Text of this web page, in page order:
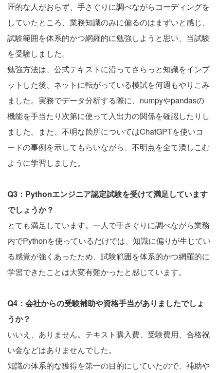
匠的な人がおらず、手さぐりに調べながらコーディングを
していたところ、業務知識のみに偏るのはまずいと感じ、
試験範囲を体系的かつ網羅的に勉強しようと思い、当試験
を受験しました。
勉強方法は、公式テキストに沿ってさらっと知識をインプ
ットした後、ネットに転がっている模試を何週もやりこみ
ました。実務でデータ分析する際に、numpyやpandasの
機能を手当たり次第に使って入出力の関係を確認したりし
ました。また、不明な箇所についてはChatGPTを使いコ
ードの事例を示してもらいながら、不明点を全て潰しこむ
ように学習しました。
Q3：Pythonエンジニア認定試験を受けて満足しています
でしょうか？
とても満足しています。一人で手さぐりに調べながら業務
内でPythonを使っているだけでは、知識に偏りが生じてい
る感覚が強くあったため、試験範囲を体系的かつ網羅的に
学習できたことは大変有難かったと感じています。
Q4：会社からの受験補助や資格手当がありましたでしょ
うか？
いいえ、ありません。テキスト購入費、受験費用、合格祝
い金などはありませんでした。
知識の体系的な獲得を第一の目的にしていたので、補助や